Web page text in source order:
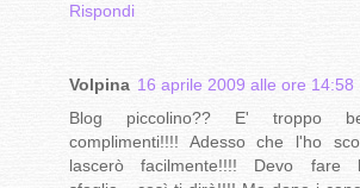
Rispondi
Volpina 16 aprile 2009 alle ore 14:58
Blog piccolino?? E' troppo
complimenti!!!! Adesso che l'ho
lascerò facilmente!!!! Devo fare